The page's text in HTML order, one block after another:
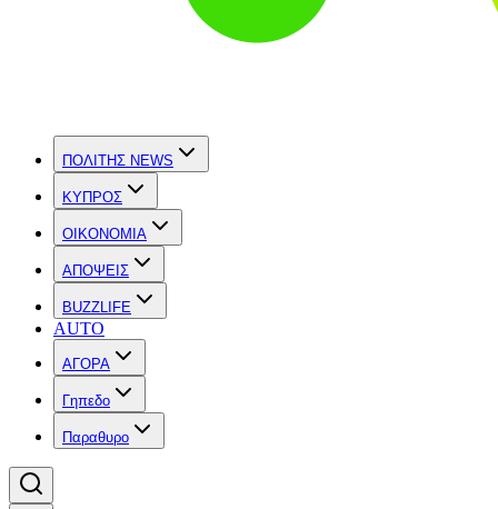
ΠΟΛΙΤΗΣ NEWS
ΚΥΠΡΟΣ
OIKONOMIA
ΑΠΟΨΕΙΣ
BUZZLIFE
AUTO
ΑΓΟΡΑ
Γηπεδο
Παραθυρο